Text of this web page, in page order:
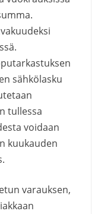
sähkölasku
tullessa
voidaan
kuukauden
varauksen,